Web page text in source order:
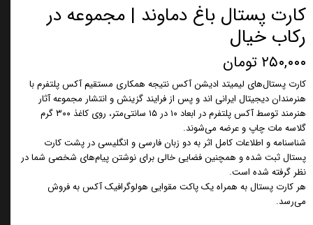
کارت پستال باغ دماوند | مجموعه در
رکاب خیال
۲۵۰,۰۰۰ تومان
کارت پستال‌های لیمیتد ادیشن آکس نتیجه همکاری مستقیم آکس پلتفرم با
هنرمندان دیجیتال ایرانی اند و پس از فرایند گزینش و انتشار مجموعه آثار
هنرمند توسط آکس پلتفرم در ابعاد ۱۰ در ۱۵ سانتی‌متر، روی کاغذ ۳۰۰ گرم
گلاسه مات چاپ و عرضه می‌شوند.
شناسنامه و اطلاعات کامل اثر به دو زبان فارسی و انگلیسی در پشت کارت
پستال ثبت شده و همچنین فضایی خالی برای نوشتن پیام‌های شخصی شما در
نظر گرفته شده است.
هر کارت پستال به همراه یک پاکت مقوایی هولوگرافیک آکس به فروش
می‌رسد.